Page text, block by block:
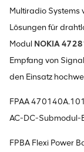
Multiradio Systems
Lösungen für
Modul NOKIA
Empfang von
den Einsatz
FPAA
AC-DC-Submodul-
FPBA Flexi Power